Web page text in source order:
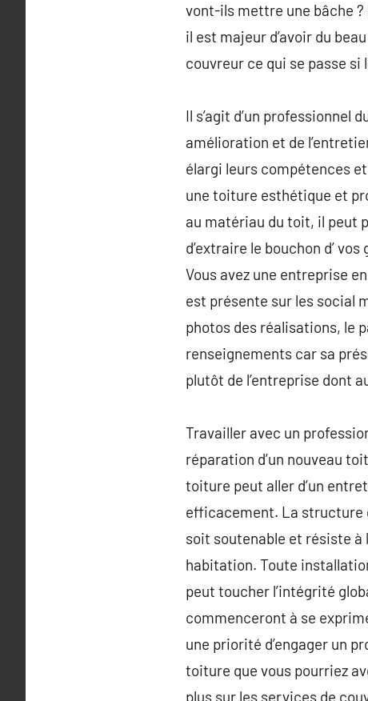
vont-ils mettre une bâche
il est majeur d’avoir du
couvreur ce qui se passe si
Il s’agit d’un professionnel
amélioration et de
élargi leurs compétences
une toiture esthétique et
au matériau du toit, il peut
d’extraire le bouchon d’
Vous avez une entreprise
est présente sur les social
photos des réalisations, le
renseignements car sa
plutôt de l’entreprise dont
Travailler avec un
réparation d’un nouveau
toiture peut aller d’un
efficacement. La structure
soit soutenable et résiste
habitation. Toute
peut toucher l’intégrité
commenceront à se
une priorité d’engager un
toiture que vous pourriez
plus sur les services de